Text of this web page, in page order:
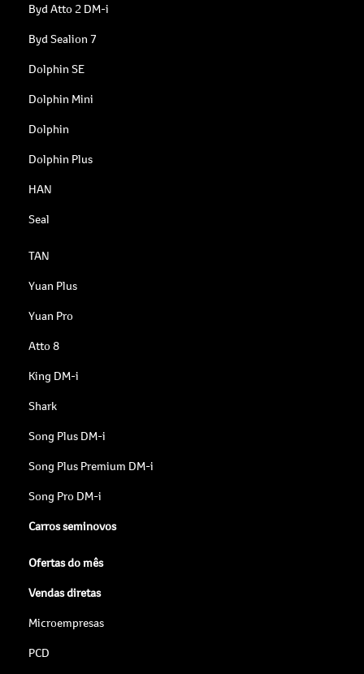
Byd Atto 2 DM-i
Byd Sealion 7
Dolphin SE
Dolphin Mini
Dolphin
Dolphin Plus
HAN
Seal
TAN
Yuan Plus
Yuan Pro
Atto 8
King DM-i
Shark
Song Plus DM-i
Song Plus Premium DM-i
Song Pro DM-i
Carros seminovos
Ofertas do mês
Vendas diretas
Microempresas
PCD